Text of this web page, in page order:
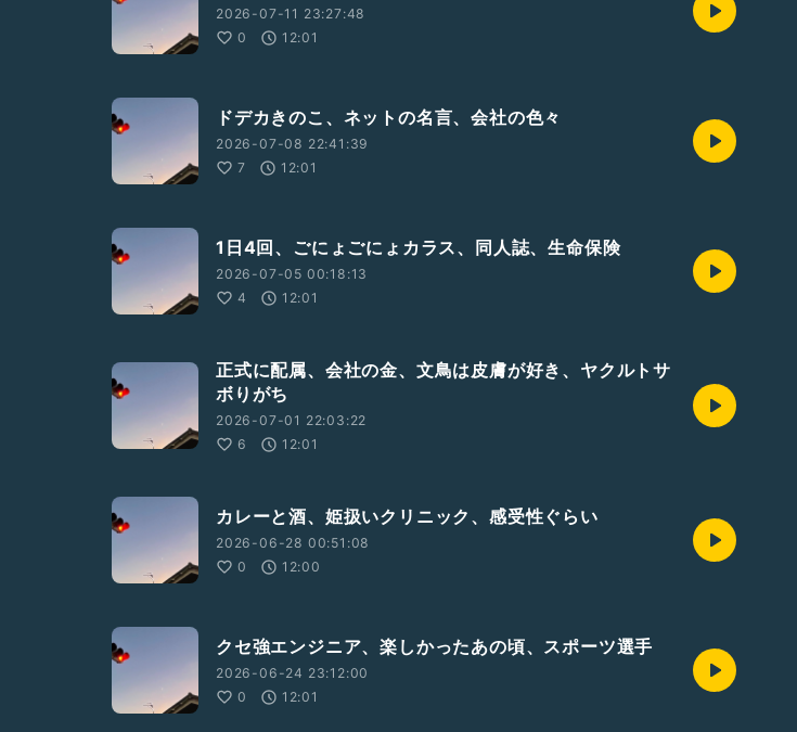
2026-07-11 23:27:48
0
12:01
ドデカきのこ、ネットの名言、会社の色々
2026-07-08 22:41:39
7
12:01
1日4回、ごにょごにょカラス、同人誌、生命保険
2026-07-05 00:18:13
4
12:01
正式に配属、会社の金、文鳥は皮膚が好き、ヤクルトサ
ボりがち
2026-07-01 22:03:22
6
12:01
カレーと酒、姫扱いクリニック、感受性ぐらい
2026-06-28 00:51:08
0
12:00
クセ強エンジニア、楽しかったあの頃、スポーツ選手
2026-06-24 23:12:00
0
12:01